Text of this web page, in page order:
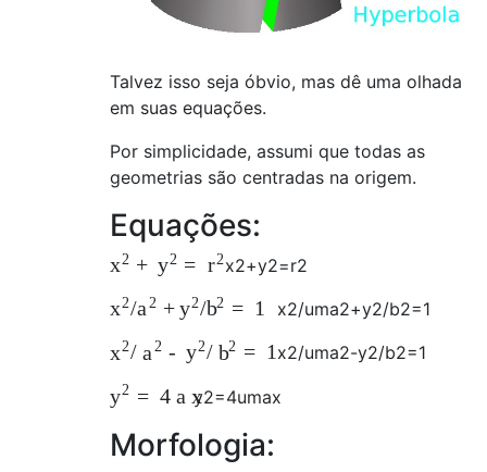
Talvez isso seja óbvio, mas dê uma olhada
em suas equações.
Por simplicidade, assumi que todas as
geometrias são centradas na origem.
Equações:
x2 + y2 = r2 x2+y2=r2
x2/a 2 + y2/b2 = 1 x2/uma2+y2/b2=1
x2/a 2 - y2/b2 = 1x2/uma2-y2/b2=1
y2 = 4 a x
y2=4umax
Morfologia: